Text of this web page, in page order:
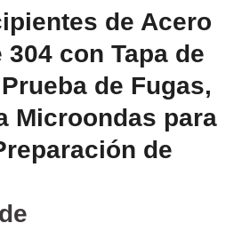
de Acero
con Tapa de
de Fugas,
Microondas para
de